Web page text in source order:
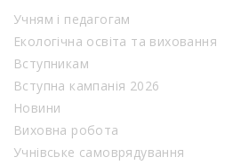
Учням і педагогам
Екологічна освіта та виховання
Вступникам
Вступна кампанія 2026
Новини
Виховна робота
Учнівське самоврядування